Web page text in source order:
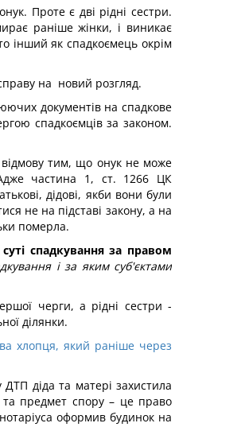
Проте є дві рідні сестри.
раніше жінки, і виникає
інший як спадкоємець окрім
на новий розгляд.
документів на спадкове
спадкоємців за законом.
відмову тим, що онук не може
частина 1, ст. 1266 ЦК
дідові, якби вони були
не на підставі закону, а на
померла.
спадкування за правом
і за яким суб'єктами
черги, а рідні сестри -
ділянки.
хлопця, який раніше через
діда та матері захистила
та предмет спору – це право
оформив будинок на